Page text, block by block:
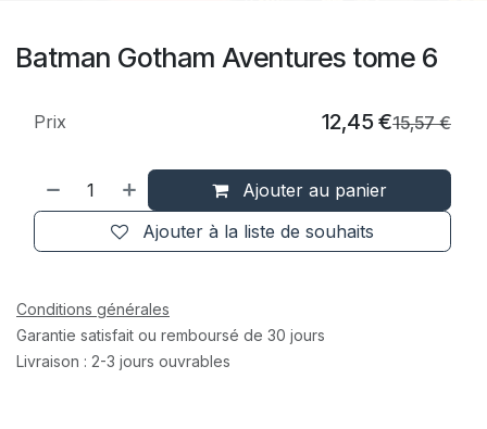
Batman Gotham Aventures tome 6
Ajouter au panier
Ajouter à la liste de souhaits
Prix 12,45 €15,57€
Conditions générales
Garantie satisfait ou remboursé de 30 jours
Livraison : 2-3 jours ouvrables